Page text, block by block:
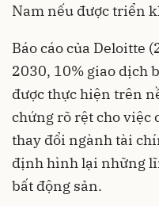
Nam nếu được triển
Báo cáo của Deloitte
2030, 10% giao dịch
được thực hiện trên
chứng rõ rệt cho việc
thay đổi ngành tài
định hình lại những
bất động sản.